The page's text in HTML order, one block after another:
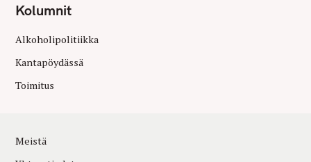
Kolumnit
Alkoholipolitiikka
Kantapöydässä
Toimitus
Meistä